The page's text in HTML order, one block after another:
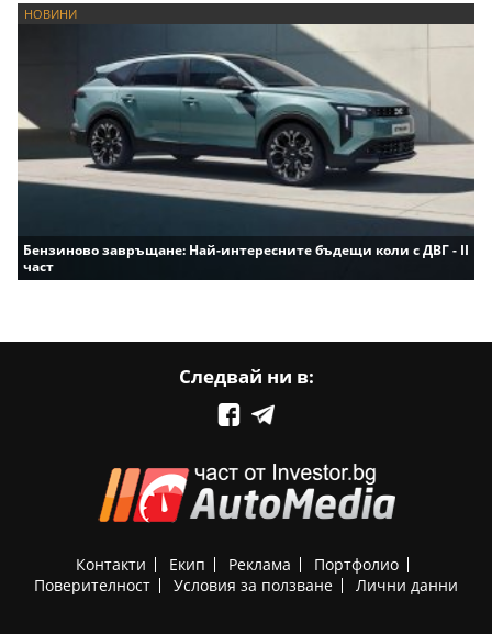
НОВИНИ
Бензиново завръщане: Най-интересните бъдещи коли с ДВГ - II
част
Следвай ни в:
Контакти Екип Реклама
Портфолио
Поверителност
Условия за ползване Лични данни